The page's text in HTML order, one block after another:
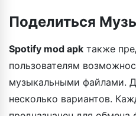
Поделиться
Spotify mod apk также
пользователям
музыкальными файлами.
несколько вариантов.